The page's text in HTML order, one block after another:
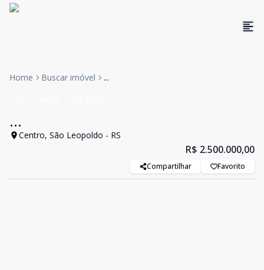
Home Buscar imóvel ...
...
Centro, São Leopoldo - RS
R$ 2.500.000,00
Compartilhar Favorito